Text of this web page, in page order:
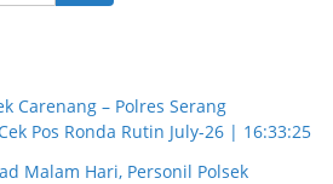
Carenang – Polres Serang
Pos Ronda Rutin July-26 | 16:33:25
Malam Hari, Personil Polsek